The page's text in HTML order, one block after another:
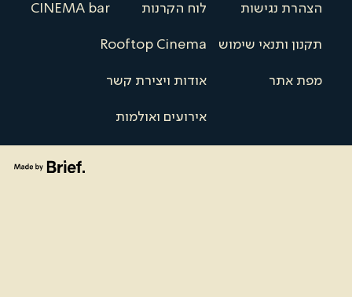
הצהרת נגישות
תקנון ותנאי שימוש
מפת אתר
לוח הקרנות CINEMA bar
Rooftop Cinema
אודות ויצירת קשר
אירועים ואולמות